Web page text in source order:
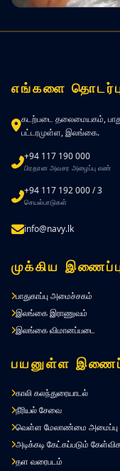
எங்களை
கடற்படை தலைமையகம்,
பட்டரமுள்ள, இலங்கை.
+94 117 190 000
பிரதான அவசர அழைப்பு எண்
+94 117 192 000 / 3
செயல்பாடுகள்
info@navy.lk
முக்கிய
பாதுகாப்பு அமைச்சகம்
இலங்கை இராணுவம்
இலங்கை விமானப்படை
பயனுள்ள
காலி கலந்துரையாடல்
நீரியல் சேவை
வெள்ள மேலாண்மை அமைப்பு
அடிக்கடி கேட்கப்படும்
தள வரைபடம்